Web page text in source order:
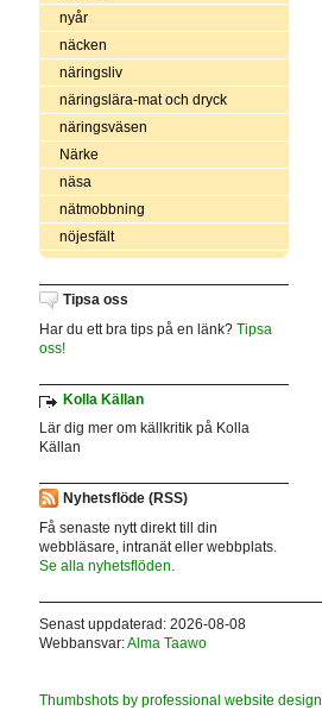
nyår
näcken
näringsliv
näringslära-mat och dryck
näringsväsen
Närke
näsa
nätmobbning
nöjesfält
Tipsa oss
Har du ett bra tips på en länk? Tipsa
oss!
Kolla Källan
Lär dig mer om källkritik på Kolla
Källan
Nyhetsflöde (RSS)
Få senaste nytt direkt till din
webbläsare, intranät eller webbplats.
Se alla nyhetsflöden.
Senast uppdaterad: 2026-08-08
Webbansvar:Alma Taawo
Thumbshots by professional website design